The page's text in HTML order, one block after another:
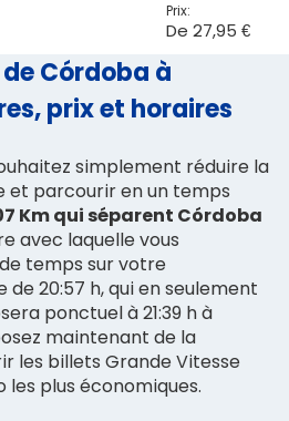
Prix:
De 27,95 €
Córdoba à
prix et horaires
simplement réduire la
et parcourir en un temps
Km qui séparent Córdoba
avec laquelle vous
temps sur votre
20:57 h, qui en seulement
ponctuel à 21:39 h à
maintenant de la
les billets Grande Vitesse
plus économiques.